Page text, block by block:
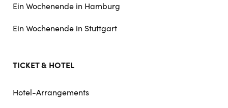
Ein Wochenende in Hamburg
Ein Wochenende in Stuttgart
TICKET & HOTEL
Hotel-Arrangements